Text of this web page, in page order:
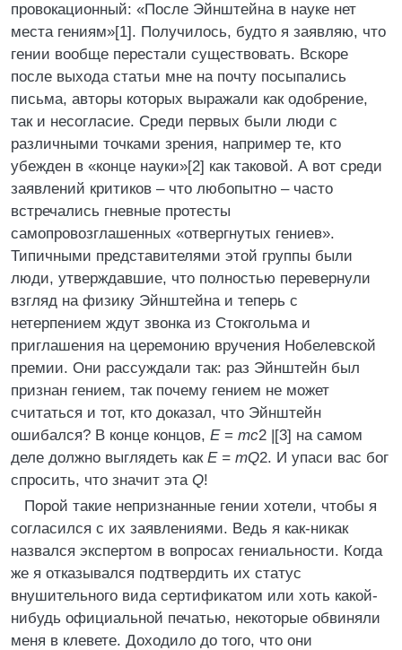
провокационный: «После Эйнштейна в науке нет
места гениям»[1]. Получилось, будто я заявляю, что
гении вообще перестали существовать. Вскоре
после выхода статьи мне на почту посыпались
письма, авторы которых выражали как одобрение,
так и несогласие. Среди первых были люди с
различными точками зрения, например те, кто
убежден в «конце науки»[2] как таковой. А вот среди
заявлений критиков – что любопытно – часто
встречались гневные протесты
самопровозглашенных «отвергнутых гениев».
Типичными представителями этой группы были
люди, утверждавшие, что полностью перевернули
взгляд на физику Эйнштейна и теперь с
нетерпением ждут звонка из Стокгольма и
приглашения на церемонию вручения Нобелевской
премии. Они рассуждали так: раз Эйнштейн был
признан гением, так почему гением не может
считаться и тот, кто доказал, что Эйнштейн
ошибался? В конце концов, E= mc2 |[3] на самом
деле должно выглядеть как E = mQ2. И упаси вас бог
спросить, что значит эта Q!
Порой такие непризнанные гении хотели, чтобы я
согласился с их заявлениями. Ведь я как-никак
назвался экспертом в вопросах гениальности. Когда
же я отказывался подтвердить их статус
внушительного вида сертификатом или хоть какой-
нибудь официальной печатью, некоторые обвиняли
меня в клевете. Доходило до того, что они